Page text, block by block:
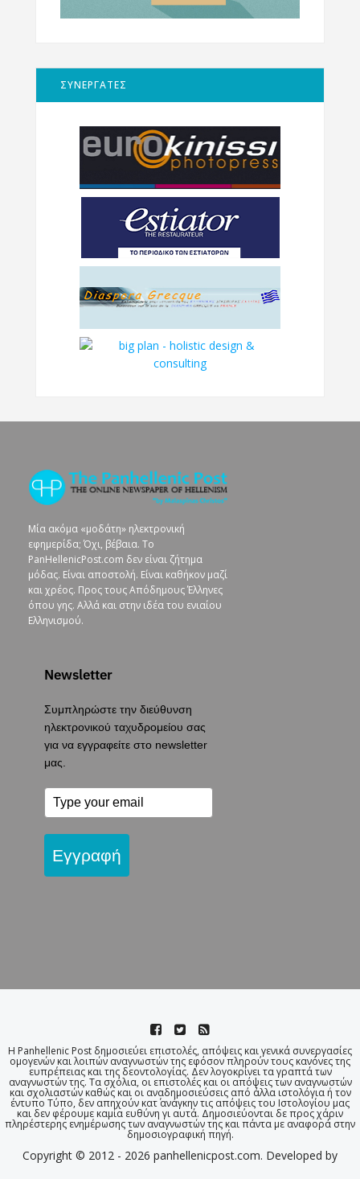
ΣΥΝΕΡΓΑΤΕΣ
Μία ακόμα «μοδάτη» ηλεκτρονική
εφημερίδα; Όχι, βέβαια. To
PanHellenicPost.com δεν είναι ζήτημα
μόδας. Είναι αποστολή. Είναι καθήκον μαζί
και χρέος. Προς τους Απόδημους Έλληνες
όπου γης. Αλλά και στην ιδέα του ενιαίου
Ελληνισμού.
Newsletter
Συμπληρώστε την διεύθυνση
ηλεκτρονικού ταχυδρομείου σας
για να εγγραφείτε στο newsletter
μας.
Εγγραφή
Η Panhellenic Post δημοσιεύει επιστολές, απόψεις και γενικά συνεργασίες
ομογενών και λοιπών αναγνωστών της εφόσον πληρούν τους κανόνες της
ευπρέπειας και της δεοντολογίας. Δεν λογοκρίνει τα γραπτά των
αναγνωστών της. Τα σχόλια, οι επιστολές και οι απόψεις των αναγνωστών
και σχολιαστών καθώς και οι αναδημοσιεύσεις από άλλα ιστολόγια ή τον
έντυπο Τύπο, δεν απηχούν κατ΄ ανάγκην τις απόψεις του Ιστολογίου μας
και δεν φέρουμε καμία ευθύνη γι αυτά. Δημοσιεύονται δε προς χάριν
πληρέστερης ενημέρωσης των αναγνωστών της και πάντα με αναφορά στην
δημοσιογραφική πηγή.
Copyright © 2012 - 2026 panhellenicpost.com. Developed by